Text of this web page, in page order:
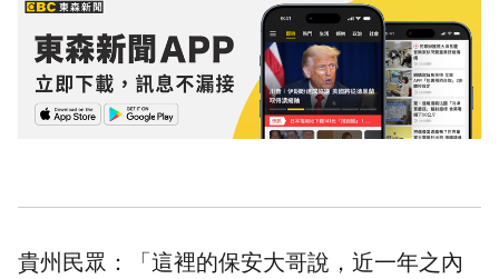
貴州民眾：「這裡的保安大哥說，近一年之內